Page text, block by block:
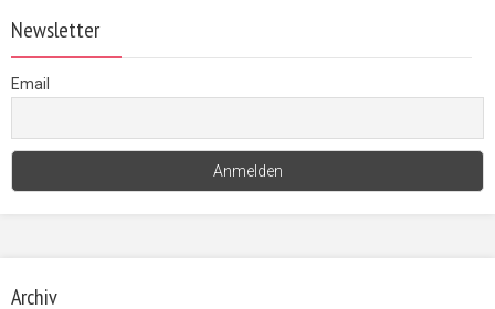
Newsletter
Email
Archiv